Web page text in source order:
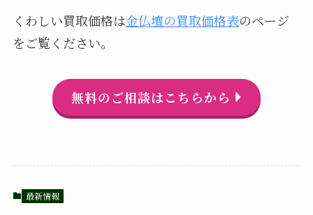
くわしい買取価格は金仏壇の買取価格表のページ
をご覧ください。
無料のご相談はこちらから
最新情報